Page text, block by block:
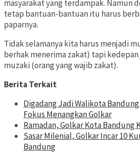
masyarakat yang terdampak. Namun
tetap bantuan-bantuan itu harus
paparnya.
Tidak selamanya kita harus menjadi
berhak menerima zakat) tapi
muzaki (orang yang wajib zakat).
Berita Terkait
Digadang Jadi Walikota
Fokus Menangkan Golkar
Ramadan, Golkar Kota Bandung
Sasar Milenial, Golkar Incar 10
Bandung